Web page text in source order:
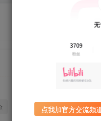
迅雷下载
点我加官方交流频